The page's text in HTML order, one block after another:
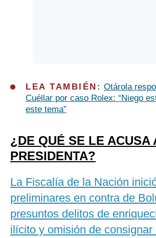
LEA TAMBIÉN: Otárola
Cuéllar por caso Rolex: “Niego
este tema”
¿DE QUÉ SE LE ACUSA
PRESIDENTA?
La Fiscalía de la Nación
preliminares en contra de
presuntos delitos de
ilícito y omisión de consignar